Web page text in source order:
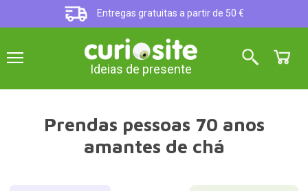
Entregas gratuitas a partir de 50 €
Ideias de presente
Prendas pessoas 70 anos
amantes de chá